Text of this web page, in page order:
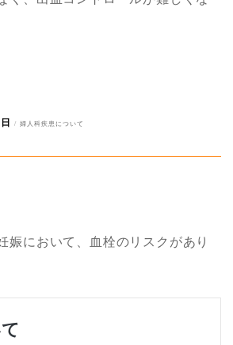
カ
婦人科疾患について
娠において、血栓のリスクがあり